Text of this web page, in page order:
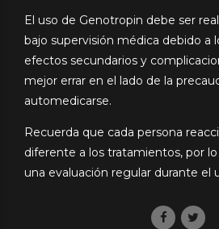
El uso de Genotropin debe ser
bajo supervisión médica debido a
efectos secundarios y
mejor errar en el lado de la
automedicarse.
Recuerda que cada persona
diferente a los tratamientos, por
una evaluación regular durante el